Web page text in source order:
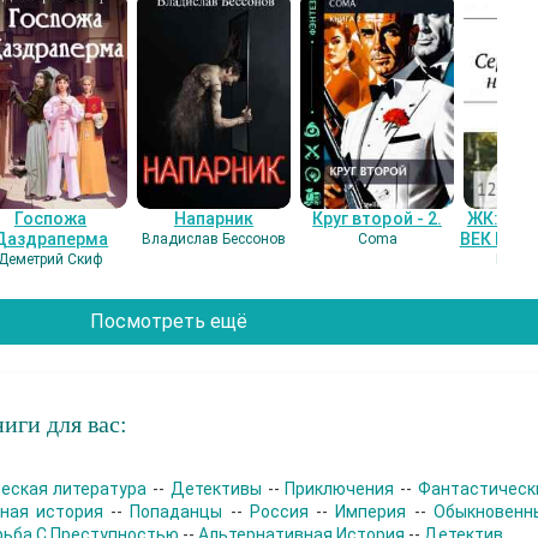
Госпожа
Скиф
Напарник
Владислав Бессонов
Круг второй - 2.
Coma
ЖК:
ВЕК
Посмотреть ещё
для вас:
литература -- Детективы -- Приключения --
история -- Попаданцы -- Россия -- Империя --